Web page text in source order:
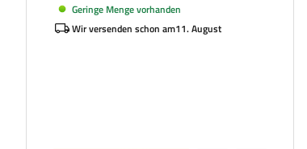
Geringe Menge vorhanden
Wir versenden schon am11. August